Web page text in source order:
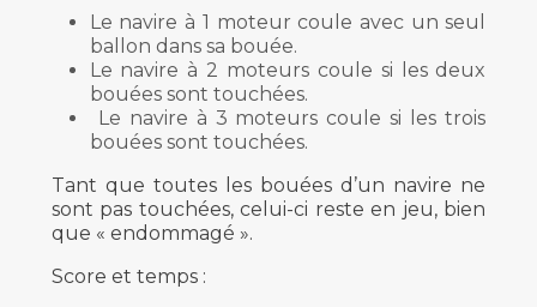
Le navire à 1 moteur coule avec un seul
ballon dans sa bouée.
Le navire à 2 moteurs coule si les deux
bouées sont touchées.
Le navire à 3 moteurs coule si les trois
bouées sont touchées.
Tant que toutes les bouées d’un navire ne
sont pas touchées, celui-ci reste en jeu, bien
que « endommagé ».
Score et temps :